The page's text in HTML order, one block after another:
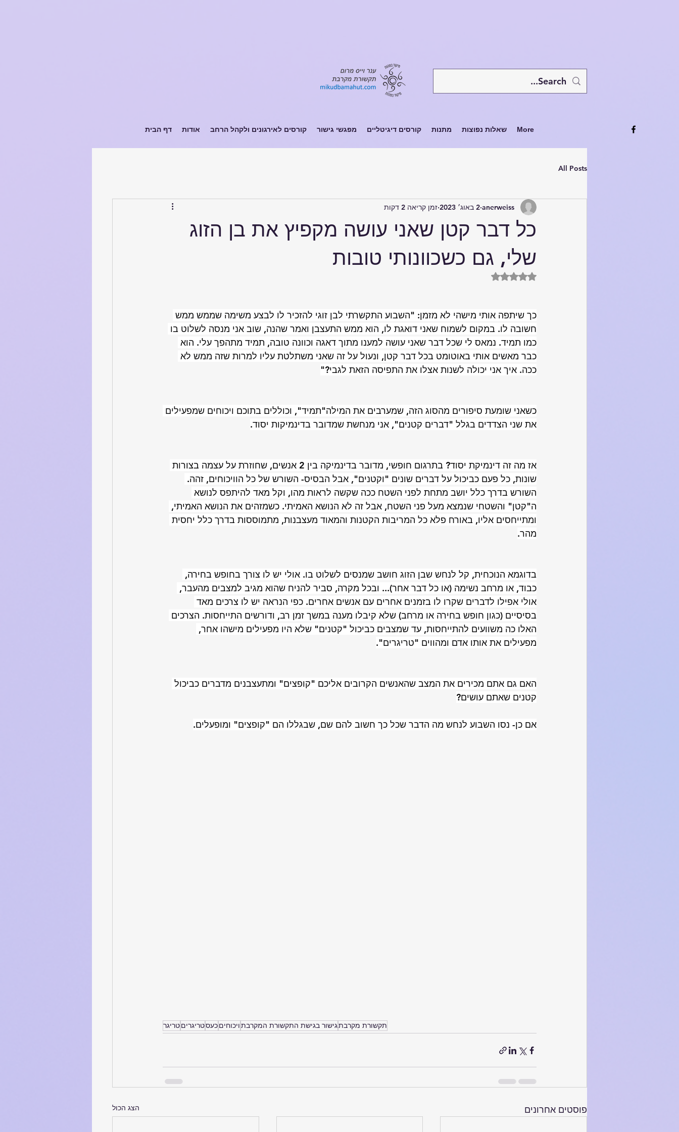
דף הבית אודות קורסים לאירגונים ולקהל הרחב מפגשי גישור קורסים דיגיטליים מתנות שאלות נפוצות More
All Posts
כל דבר קטן שאני עושה מקפיץ את בן הזוג
שלי, גם כשכוונותי טובות
anerweiss 2 באוג׳ 2023 זמן קריאה 2 דקות
דירוג של NaN מתוך 5 כוכבים
כך שיתפה אותי מישהי לא מזמן: "השבוע התקשרתי לבן זוגי להזכיר לו לבצע משימה שממש ממש
חשובה לו. במקום לשמוח שאני דואגת לו, הוא ממש התעצבן ואמר שהנה, שוב אני מנסה לשלוט בו
כמו תמיד. נמאס לי שכל דבר שאני עושה למענו מתוך דאגה וכוונה טובה, תמיד מתהפך עלי. הוא
כבר מאשים אותי באוטומט בכל דבר קטן, ונעול על זה שאני משתלטת עליו למרות שזה ממש לא
ככה. איך אני יכולה לשנות אצלו את התפיסה הזאת לגבי?"
כשאני שומעת סיפורים מהסוג הזה, שמערבים את המילה"תמיד", וכוללים בתוכם ויכוחים שמפעילים
את שני הצדדים בגלל "דברים קטנים", אני מנחשת שמדובר בדינמיקות יסוד.
אז מה זה דינמיקת יסוד? בתרגום חופשי, מדובר בדינמיקה בין 2 אנשים, שחוזרת על עצמה בצורות
שונות, כל פעם כביכול על דברים שונים "וקטנים", אבל הבסיס- השורש של כל הוויכוחים, זהה.
השורש בדרך כלל יושב מתחת לפני השטח ככה שקשה לראות מהו, וקל מאד להיתפס לנושא
ה"קטן" והשטחי שנמצא מעל פני השטח, אבל זה לא הנושא האמיתי. כשמזהים את הנושא האמיתי,
ומתייחסים אליו, באורח פלא כל המריבות הקטנות והמאוד מעצבנות, מתמוססות בדרך כלל יחסית
מהר.
בדוגמא הנוכחית, קל לנחש שבן הזוג חושב שמנסים לשלוט בו. אולי יש לו צורך בחופש בחירה,
כבוד, או מרחב נשימה (או כל דבר אחר)... ובכל מקרה, סביר להניח שהוא מגיב למצבים מהעבר,
אולי אפילו לדברים שקרו לו בזמנים אחרים עם אנשים אחרים. כפי הנראה יש לו צרכים מאד
בסיסיים (כגון חופש בחירה או מרחב) שלא קיבלו מענה במשך זמן רב, ודורשים התייחסות. הצרכים
האלו כה משוועים להתייחסות, עד שמצבים כביכול "קטנים" שלא היו מפעילים מישהו אחר,
מפעילים את אותו אדם ומהווים "טריגרים".
האם גם אתם מכירים את המצב שהאנשים הקרובים אליכם "קופצים" ומתעצבנים מדברים כביכול
קטנים שאתם עושים?
אם כן- נסו השבוע לנחש מה הדבר שכל כך חשוב להם שם, שבגללו הם "קופצים" ומופעלים.
תקשורת מקרבתגישור בגישת התקשורת המקרבתויכוחיםכעסטריגריםטריגר
פוסטים אחרונים הצג הכול